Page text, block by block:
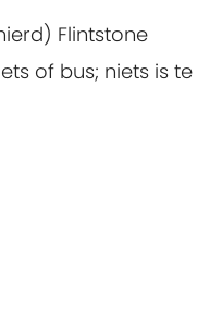
Flintstone
of bus; niets is te